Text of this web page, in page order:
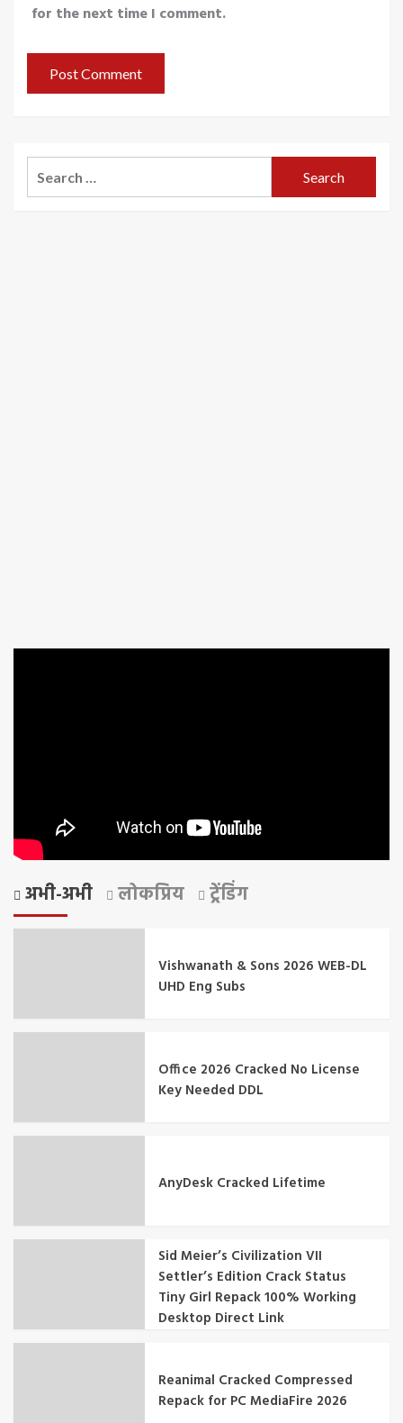
for the next time I comment.
for:
अभी-अभी लोकप्रिय ट्रेंडिंग
Vishwanath & Sons 2026 WEB-DL
UHD Eng Subs
Office 2026 Cracked No License
Key Needed DDL
AnyDesk Cracked Lifetime
Sid Meier’s Civilization VII
Settler’s Edition Crack Status
Tiny Girl Repack 100% Working
Desktop Direct Link
Reanimal Cracked Compressed
Repack for PC MediaFire 2026